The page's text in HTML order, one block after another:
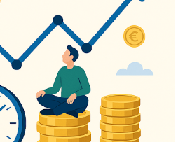
30% naar persoonlijke uitgaven
sparen of het aflossen van
dat deze methode op elk
is. Of je nu €1.500 of €5.000
de verhouding blijft hetzelfde.
is bedoeld voor je vaste lasten
Denk hierbij aan je huur of